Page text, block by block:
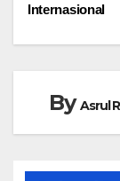
Internasional
ByAsrul R